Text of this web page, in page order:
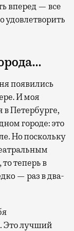
вперед — все
появились
И моя
Петербурге,
городе: это
Но поскольку
теперь в
— раз в два-
Это лучший